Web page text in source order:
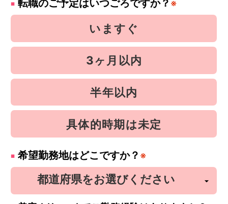
転職のご予定はいつごろですか？ ※
いますぐ
3ヶ月以内
半年以内
具体的時期は未定
希望勤務地はどこですか？ ※